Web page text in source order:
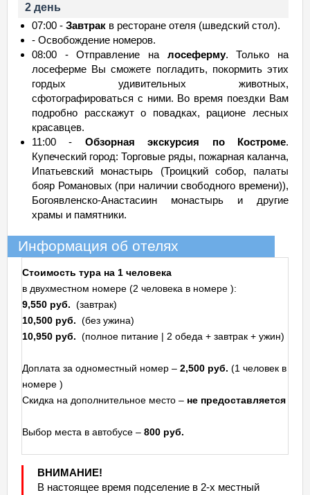
2 день
07:00 - Завтрак в ресторане отеля (шведский стол).
- Освобождение номеров.
08:00 - Отправление на лосеферму. Только на
лосеферме Вы сможете погладить, покормить этих
гордых удивительных животных,
сфотографироваться с ними. Во время поездки Вам
подробно расскажут о повадках, рационе лесных
красавцев.
11:00 - Обзорная экскурсия по Костроме.
Купеческий город: Торговые ряды, пожарная каланча,
Ипатьевский монастырь (Троицкий собор, палаты
бояр Романовых (при наличии свободного времени)),
Богоявленско-Анастасиин монастырь и другие
храмы и памятники.
Информация об отелях
Стоимость тура на 1 человека
в двухместном номере (2 человека в номере ):
9,550 руб. (завтрак)
10,500 руб. (без ужина)
10,950 руб. (полное питание | 2 обеда + завтрак + ужин)
Доплата за одноместный номер – 2,500 руб. (1 человек в
номере )
Скидка на дополнительное место – не предоставляется
Выбор места в автобусе – 800 руб.
ВНИМАНИЕ!
В настоящее время подселение в 2-х местный